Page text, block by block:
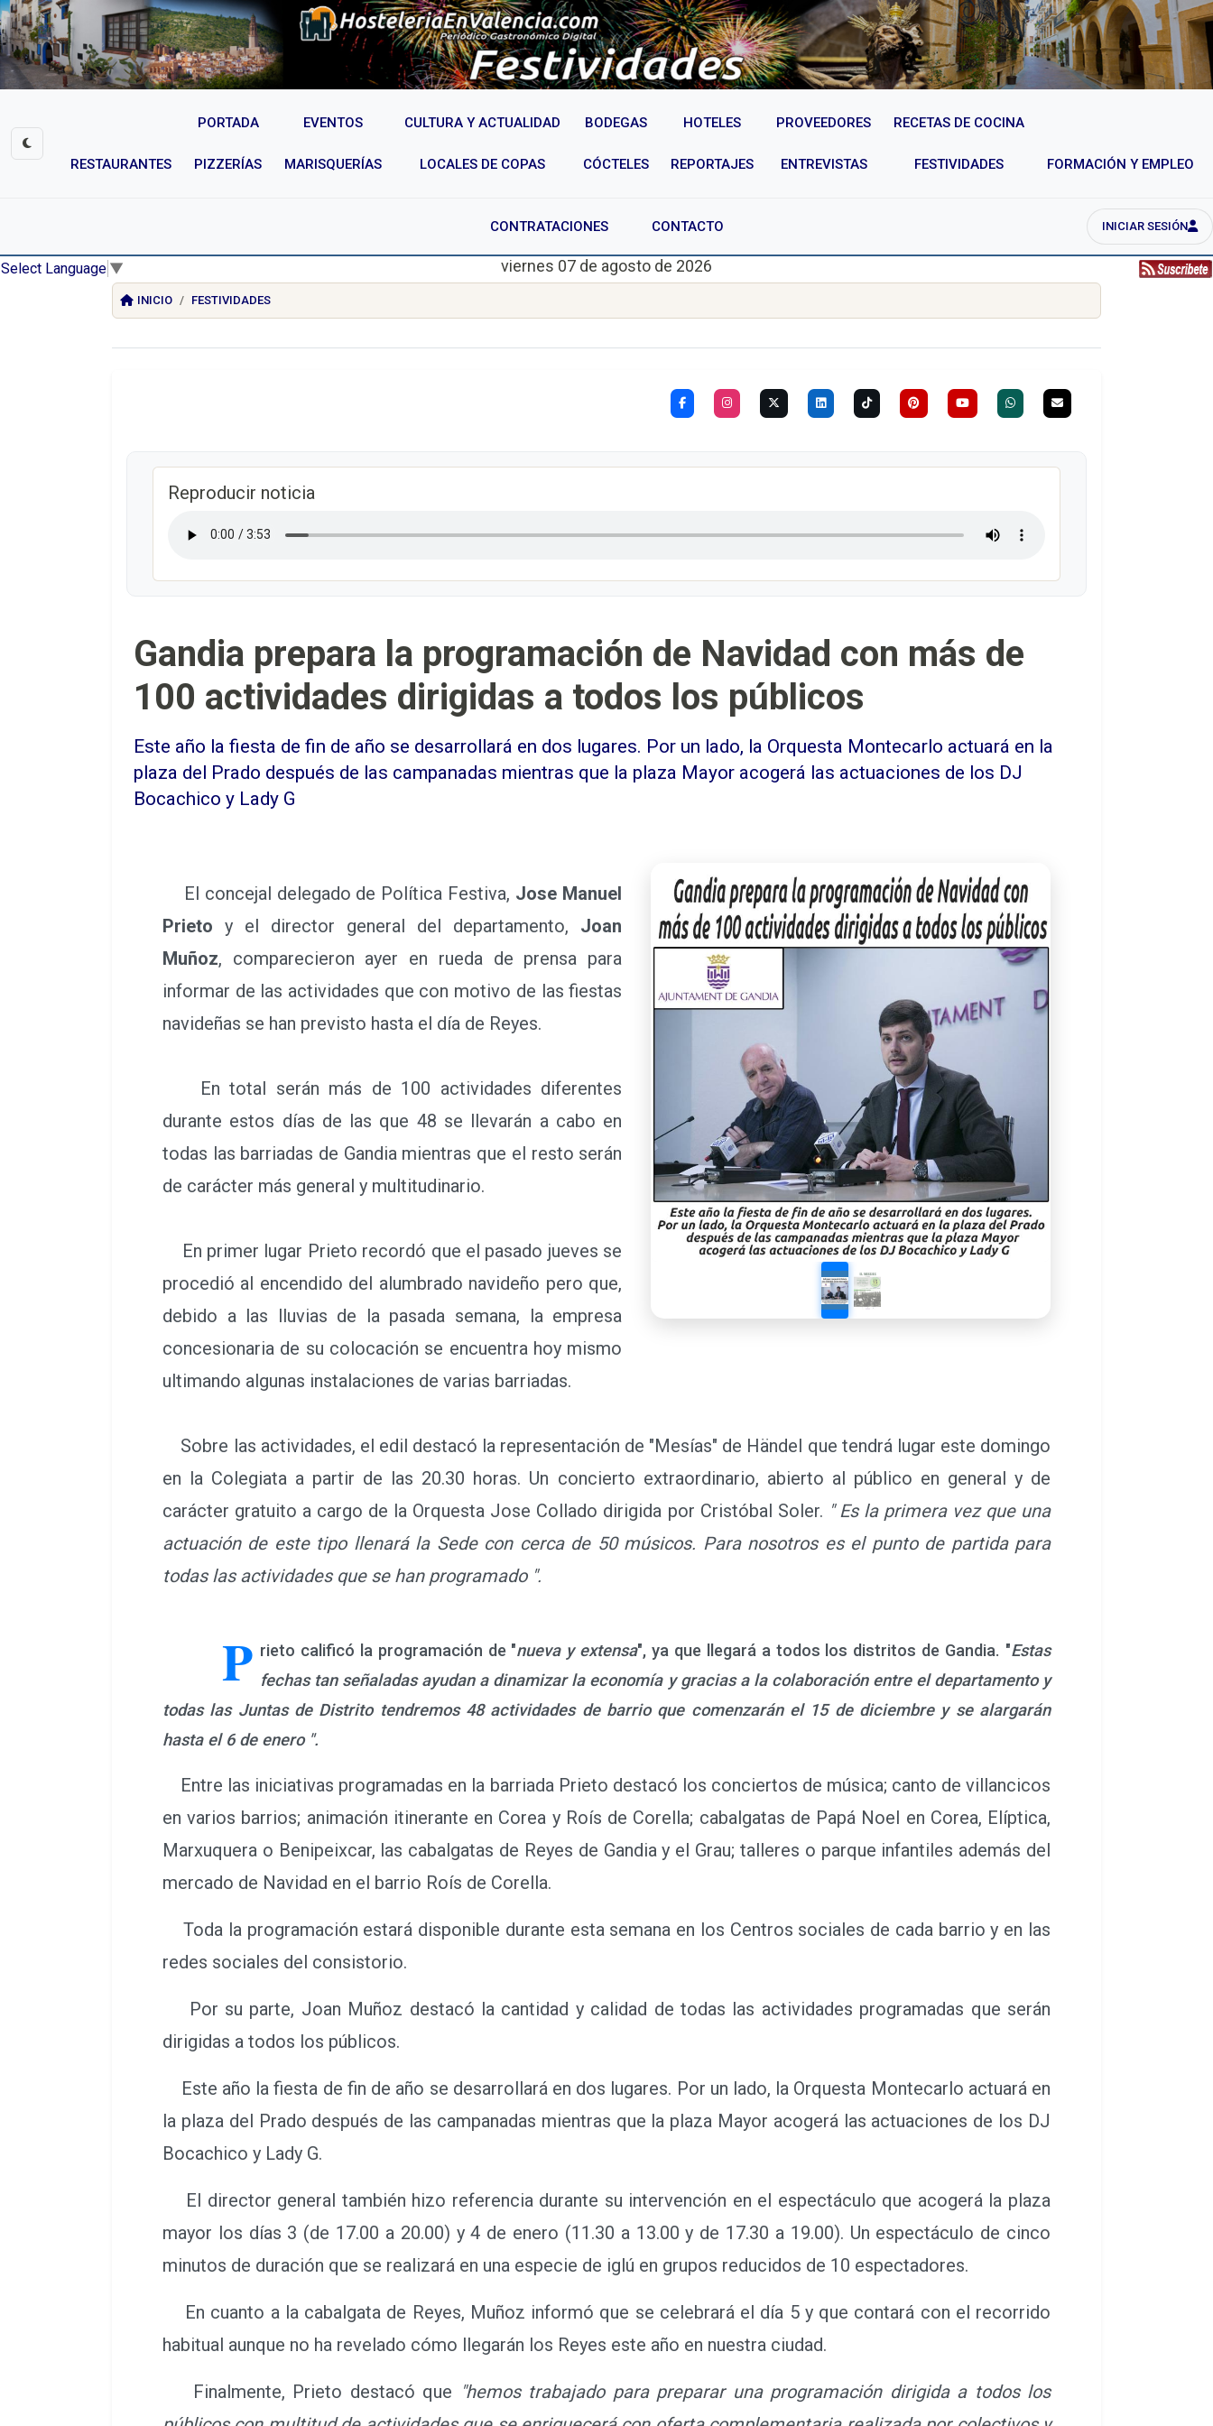
PORTADA EVENTOS CULTURA Y ACTUALIDAD BODEGAS HOTELES PROVEEDORES RECETAS DE COCINA
RESTAURANTES PIZZERÍAS MARISQUERÍAS LOCALES DE COPAS CÓCTELES REPORTAJES ENTREVISTAS FESTIVIDADES FORMACIÓN Y EMPLEO
CONTRATACIONES CONTACTO INICIAR SESIÓN
Select Language ▼ viernes 07 de agosto de 2026
INICIO FESTIVIDADES
Reproducir noticia
Gandia prepara la programación de Navidad con más de
100 actividades dirigidas a todos los públicos
Este año la fiesta de fin de año se desarrollará en dos lugares. Por un lado, la Orquesta Montecarlo actuará en la
plaza del Prado después de las campanadas mientras que la plaza Mayor acogerá las actuaciones de los DJ
Bocachico y Lady G
El concejal delegado de Política Festiva, Jose Manuel
Prieto y el director general del departamento, Joan
Muñoz, comparecieron ayer en rueda de prensa para
informar de las actividades que con motivo de las fiestas
navideñas se han previsto hasta el día de Reyes.
En total serán más de 100 actividades diferentes
durante estos días de las que 48 se llevarán a cabo en
todas las barriadas de Gandia mientras que el resto serán
de carácter más general y multitudinario.
En primer lugar Prieto recordó que el pasado jueves se
procedió al encendido del alumbrado navideño pero que,
debido a las lluvias de la pasada semana, la empresa
concesionaria de su colocación se encuentra hoy mismo
ultimando algunas instalaciones de varias barriadas.
Sobre las actividades, el edil destacó la representación
de "Mesías" de Händel que tendrá lugar este domingo en
la Colegiata a partir de las 20.30 horas. Un concierto
extraordinario, abierto al público en general y de carácter gratuito a cargo de la Orquesta Jose Collado dirigida
por Cristóbal Soler." Es la primera vez que una actuación de este tipo llenará la Sede con cerca de 50 músicos.
P rieto calificó la programación de "nueva y extensa", ya que llegará a todos los distritos de Gandia. "Estas
fechas tan señaladas ayudan a dinamizar la economía y gracias a la colaboración entre el departamento y
todas las Juntas de Distrito tendremos 48 actividades de barrio que comenzarán el 15 de diciembre y se alargarán
Entre las iniciativas programadas en la barriada Prieto destacó los conciertos de música; canto de villancicos
en varios barrios; animación itinerante en Corea y Roís de Corella; cabalgatas de Papá Noel en Corea, Elíptica,
Marxuquera o Benipeixcar, las cabalgatas de Reyes de Gandia y el Grau; talleres o parque infantiles además del
Toda la programación estará disponible durante esta semana en los Centros sociales de cada barrio y en las
Por su parte, Joan Muñoz destacó la cantidad y calidad de todas las actividades programadas que serán
Este año la fiesta de fin de año se desarrollará en dos lugares. Por un lado, la Orquesta Montecarlo actuará en
la plaza del Prado después de las campanadas mientras que la plaza Mayor acogerá las actuaciones de los DJ
El director general también hizo referencia durante su intervención en el espectáculo que acogerá la plaza
mayor los días 3 (de 17.00 a 20.00) y 4 de enero (11.30 a 13.00 y de 17.30 a 19.00). Un espectáculo de cinco
En cuanto a la cabalgata de Reyes, Muñoz informó que se celebrará el día 5 y que contará con el recorrido